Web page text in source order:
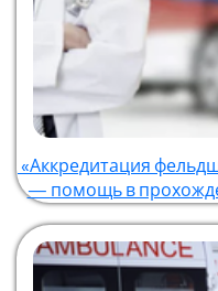
«Аккредитация
— помощь в